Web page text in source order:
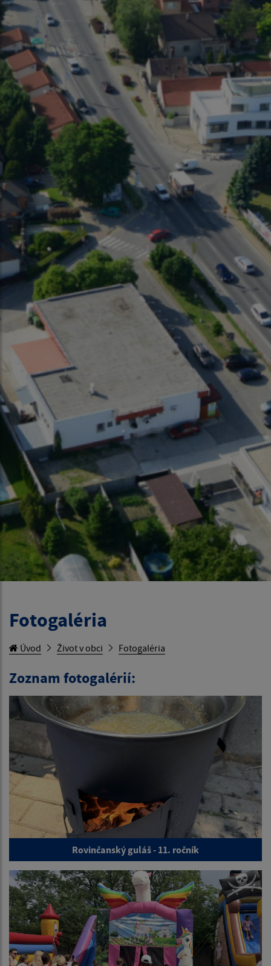
Fotogaléria
Úvod Život v obci Fotogaléria
Zoznam fotogalérií:
Rovinčanský guláš - 11. ročník